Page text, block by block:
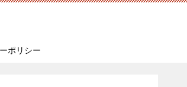
ポリシー